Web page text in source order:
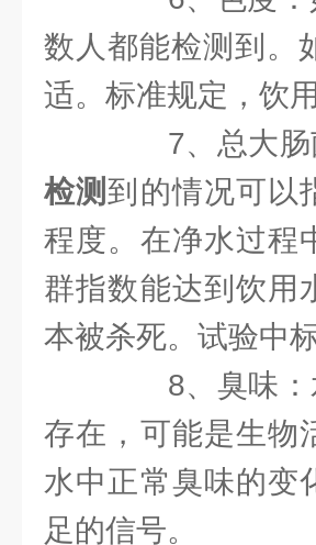
数人都能检测到。
适。标准规定，饮
7、总大肠
检测到的情况可以
程度。在净水过程
群指数能达到饮用
本被杀死。试验中
8、臭味：
存在，可能是生物
水中正常臭味的变
足的信号。